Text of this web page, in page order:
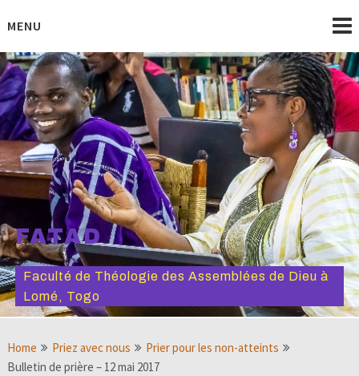
toMENU
FATAD
Faculté de Théologie des Assemblées de Dieu à
Lomé, Togo
Home Priez avec nous
Prier pour les non-atteints
Bulletin de prière – 12 mai 2017